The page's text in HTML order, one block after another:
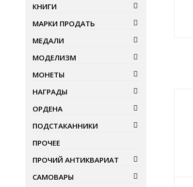
КНИГИ
МАРКИ ПРОДАТЬ
МЕДАЛИ
МОДЕЛИЗМ
МОНЕТЫ
НАГРАДЫ
ОРДЕНА
ПОДСТАКАННИКИ
ПРОЧЕЕ
ПРОЧИЙ АНТИКВАРИАТ
САМОВАРЫ